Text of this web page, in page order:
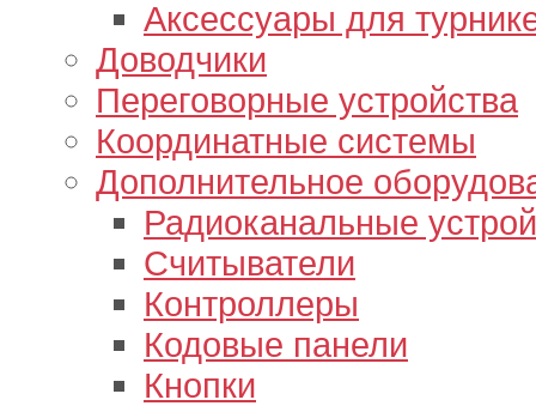
Аксессуары для
Доводчики
Переговорные устройства
Координатные системы
Дополнительное
Радиоканальные
Считыватели
Контроллеры
Кодовые панели
Кнопки